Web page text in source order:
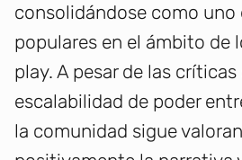
consolidándose como
populares en el ámbito de
play. A pesar de las críticas
escalabilidad de poder
la comunidad sigue